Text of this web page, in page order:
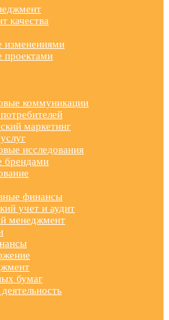
качества
изменениями
проектами
коммуникации
маркетинг
исследования
брендами
финансы
учет и аудит
менеджмент
бумаг